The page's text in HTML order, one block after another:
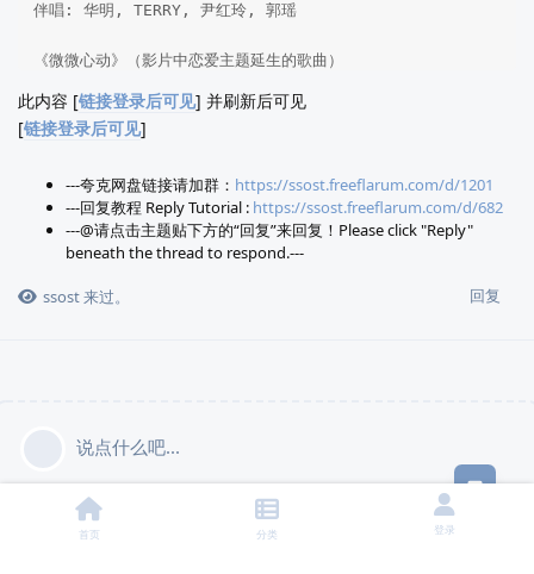
意见
伴唱: 华明, TERRY, 尹红玲, 郭瑶
《微微心动》（影片中恋爱主题延生的歌曲）
词: 郭瑶, 李若溪
演唱: 李若溪
曲目：
1 开场：孟东行 Opening With Playing Video
2 微微注视玻璃上的公式 Writing On The Window
3 电梯里深情的吻 Kiss In The Elevator
4 决斗打真水：第一回合 The Duel: Part 1
5 奈何微微婚礼 The Wedding
10 微微单独一人去决赛 Alone
11 我们一起做个新游戏吧! Let's Make A New Game!
12 微微肖奈桥上初面 Meeting The First Time In The Real
13 女孩儿们的对话 Girls Talk
14 烟花 Fireworks
此内容 [链接登录后可见] 并刷新后可见
[链接登录后可见]
---夸克网盘链接请加群： https://ssost.freeflarum.com/d/1201
---回复教程 Reply Tutorial : https://ssost.freeflarum.com/d/682
---@请点击主题贴下方的“回复”来回复！Please click "Reply"
beneath the thread to respond.---
回复
ssost来过。
说点什么吧...
首页 分类 登录